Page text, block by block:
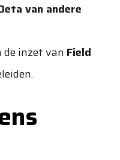
van andere
de inzet van Field